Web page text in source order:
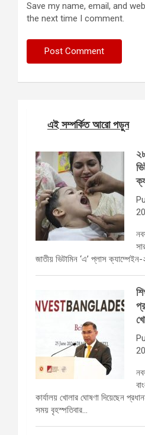
Save my name, email, and
the next time I comment.
এই সম্পর্কিত আরো পড়ুন
জাতীয় ভিটামিন ‘এ’ প্লাস
কার্যালয় খোলার ঘোষণা দিয়েছেন
সময় বৃহস্পতিবার…